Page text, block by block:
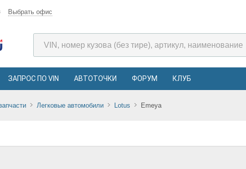
Выбрать офис
ЗАПРОС ПО VIN АВТОТОЧКИ ФОРУМ КЛУБ
Легковые автомобили Lotus Emeya